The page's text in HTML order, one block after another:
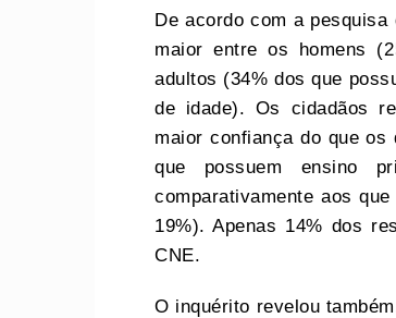
De acordo com a
maior entre os homens
adultos (34% dos que
de idade). Os cidadãos
maior confiança do que
que possuem ensino
comparativamente aos
19%). Apenas 14% dos
CNE.
O inquérito revelou